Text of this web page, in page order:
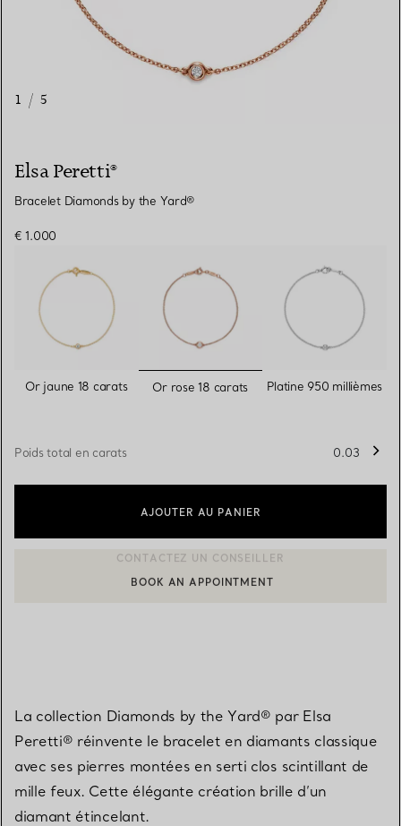
1 / 5
Elsa Peretti®
Bracelet Diamonds by the Yard®
€ 1.000
Or jaune 18 carats sélectionnés
Or rose 18 carats Platine 950 millièmes
Poids total en carats 0.03
AJOUTER AU PANIER
CONTACTER UN CONSEILLER CLIENT OU PRENDRE RENDEZ-
BOOK AN APPOINTMENT
La collection Diamonds by the Yard® par Elsa
Peretti® réinvente le bracelet en diamants classique
avec ses pierres montées en serti clos scintillant de
mille feux. Cette élégante création brille d’un
diamant étincelant.